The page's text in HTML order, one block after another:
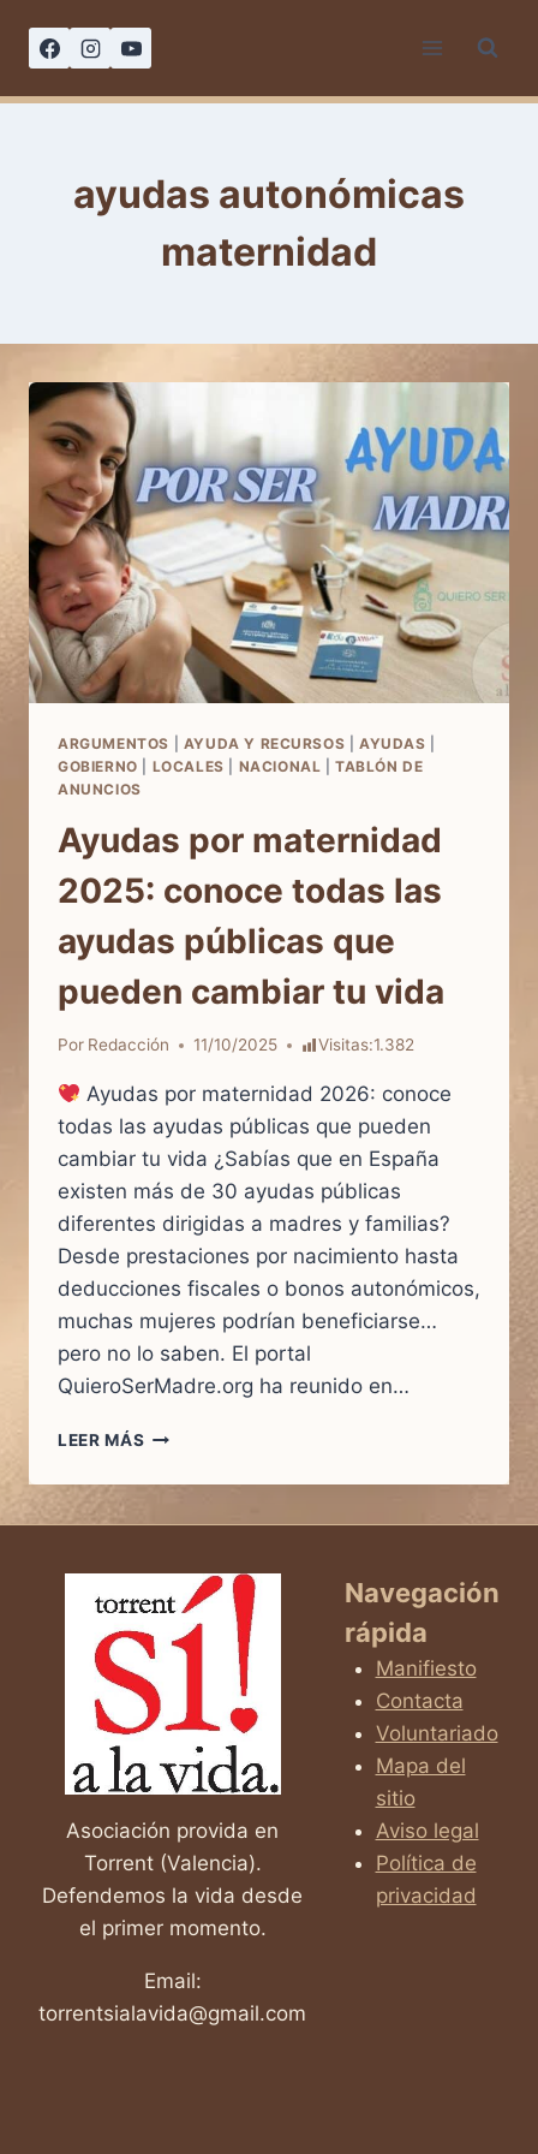
ayudas autonómicas
maternidad
ARGUMENTOS AYUDA Y RECURSOS |AYUDAS
GOBIERNO
LOCALES NACIONAL |TABLÓN DE
ANUNCIOS
Ayudas por maternidad
2025: conoce todas las
ayudas públicas que
pueden cambiar tu vida
Por Redacción 11/10/2025 Visitas:1.382
Ayudas por maternidad 2026: conoce
todas las ayudas públicas que pueden
cambiar tu vida ¿Sabías que en España
existen más de 30 ayudas públicas
diferentes dirigidas a madres y familias?
Desde prestaciones por nacimiento hasta
deducciones fiscales o bonos autonómicos,
muchas mujeres podrían beneficiarse…
pero no lo saben. El portal
QuieroSerMadre.org ha reunido en…
LEER MÁS AYUDAS
MATERNIDAD
AYUDAS
PÚBLICAS
QUE
PUEDEN
CAMBIAR
TU
VIDA
Asociación provida en
Torrent (Valencia).
Defendemos la vida desde
el primer momento.
Email:
torrentsialavida@gmail.com
Navegación
rápida
Manifiesto
Contacta
Voluntariado
Mapa del
sitio
Aviso legal
Política de
privacidad